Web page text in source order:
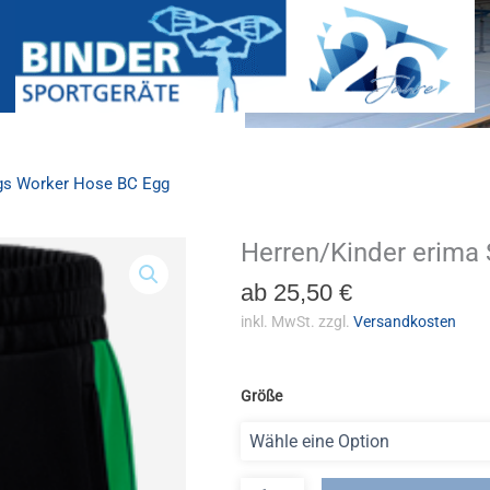
Worker Hose BC Egg
Herren/Kinder erima
ab 25,50 €
inkl. MwSt. zzgl. Versandkosten
Größe
Herren/Kinder
Six
Wings
Egg